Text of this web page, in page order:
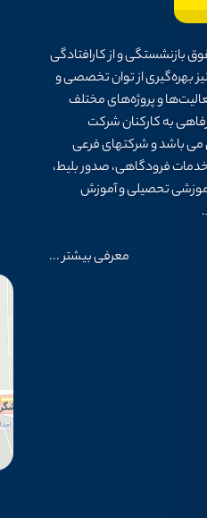
بازنشستگی و از كارافتادگی
بهره‌گيری از توان تخصصی و
و پروژه‌های مختلف
به كاركنان شركت
می باشد و شرکتهای فرعی
فرودگاهی، صدور بلیط،
آموزشی تحصیلی و آموزش
معرفی بیشتر...